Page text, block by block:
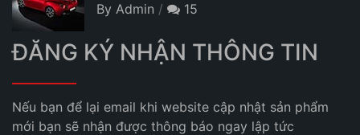
By Admin
15
ĐĂNG KÝ NHẬN THÔNG TIN
Nếu bạn để lại email khi website cập nhật sản phẩm
mới bạn sẽ nhận được thông báo ngay lập tức